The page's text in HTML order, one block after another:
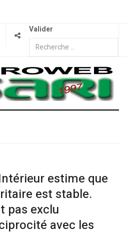
Valider
estime que
est stable.
pas exclu
avec les